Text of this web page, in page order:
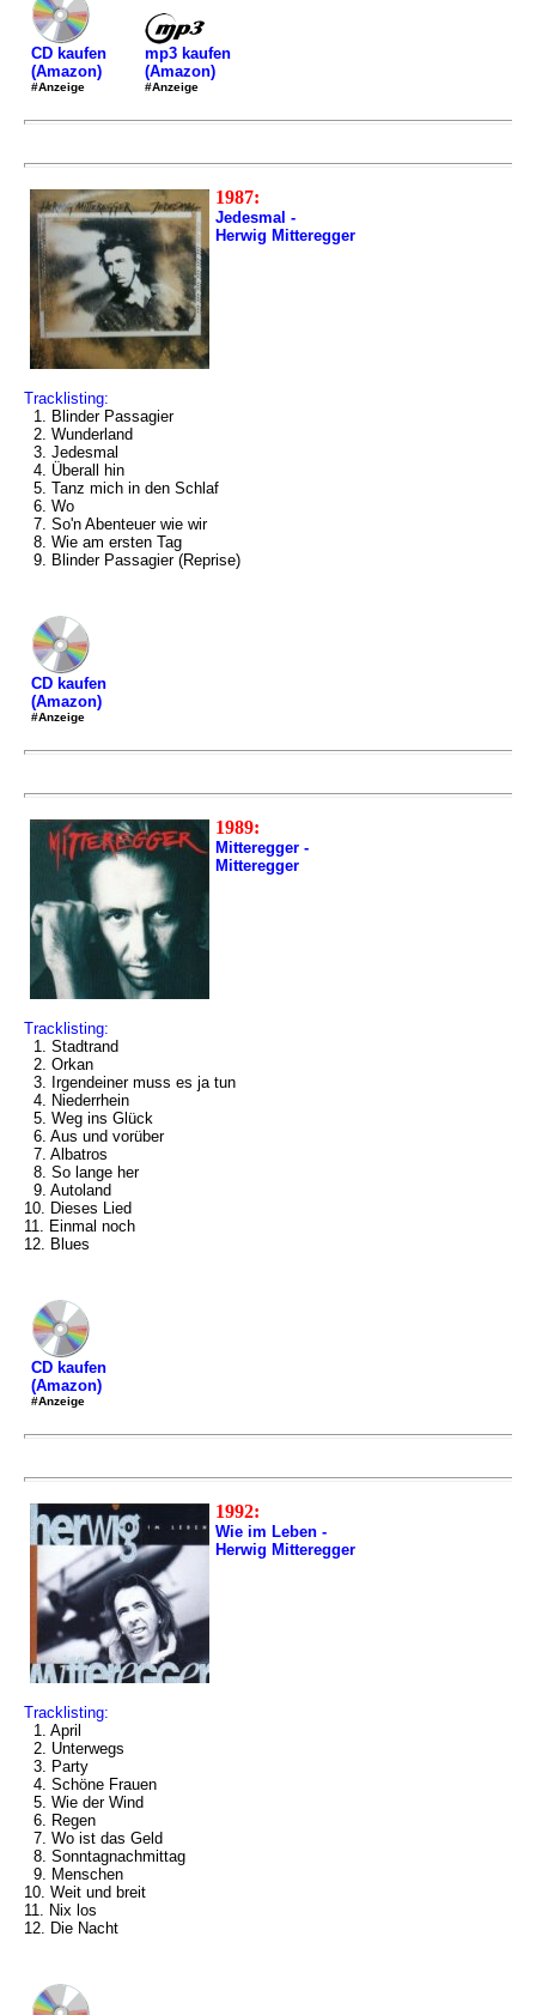
CD kaufen
(Amazon)
#Anzeige
mp3 kaufen
(Amazon)
#Anzeige
1987:
Jedesmal -
Herwig Mitteregger
Tracklisting:
1. Blinder Passagier
2. Wunderland
3. Jedesmal
4. Überall hin
5. Tanz mich in den Schlaf
6. Wo
7. So'n Abenteuer wie wir
8. Wie am ersten Tag
9. Blinder Passagier (Reprise)
CD kaufen
(Amazon)
#Anzeige
1989:
Mitteregger -
Mitteregger
Tracklisting:
1. Stadtrand
2. Orkan
3. Irgendeiner muss es ja tun
4. Niederrhein
5. Weg ins Glück
6. Aus und vorüber
7. Albatros
8. So lange her
9. Autoland
10. Dieses Lied
11. Einmal noch
12. Blues
CD kaufen
(Amazon)
#Anzeige
1992:
Wie im Leben -
Herwig Mitteregger
Tracklisting:
1. April
2. Unterwegs
3. Party
4. Schöne Frauen
5. Wie der Wind
6. Regen
7. Wo ist das Geld
8. Sonntagnachmittag
9. Menschen
10. Weit und breit
11. Nix los
12. Die Nacht